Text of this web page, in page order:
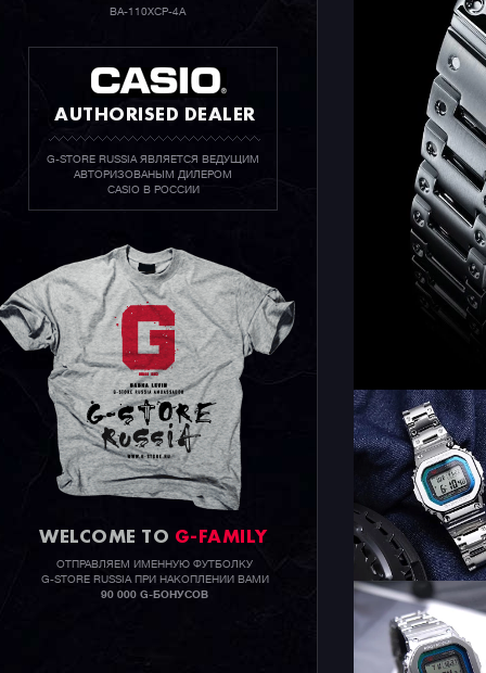
BA-110XCP-4A
AUTHORISED DEALER
G-STORE RUSSIA ЯВЛЯЕТСЯ ВЕДУЩИМ
АВТОРИЗОВАНЫМ ДИЛЕРОМ
CASIO В РОССИИ
WELCOME TO G-FAMILY
ОТПРАВЛЯЕМ ИМЕННУЮ ФУТБОЛКУ
G-STORE RUSSIA ПРИ НАКОПЛЕНИИ ВАМИ
90 000 G-БОНУСОВ